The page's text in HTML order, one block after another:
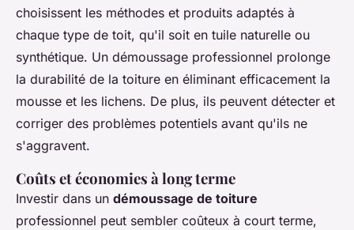
choisissent les méthodes et produits adaptés à
chaque type de toit, qu'il soit en tuile naturelle ou
synthétique. Un démoussage professionnel prolonge
la durabilité de la toiture en éliminant efficacement la
mousse et les lichens. De plus, ils peuvent détecter et
corriger des problèmes potentiels avant qu'ils ne
s'aggravent.
Coûts et économies à long terme
Investir dans un démoussage de toiture
professionnel peut sembler coûteux à court terme,